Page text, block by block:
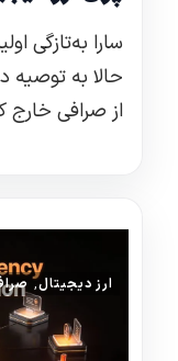
سارا به‌تازگی
حالا به
از صرافی
ارز دیجیتال,